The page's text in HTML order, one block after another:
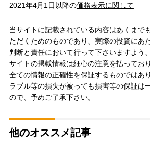
2021年4月1日以降の価格表示に関して
当サイトに記載されている内容はあくまで
ただくためのものであり、実際の投資にあ
判断と責任において行って下さいますよう
サイトの掲載情報は細心の注意を払ってお
全ての情報の正確性を保証するものではあ
ラブル等の損失が被っても損害等の保証は
ので、予めご了承下さい。
他のオススメ記事